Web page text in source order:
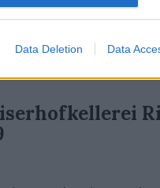
Data Deletion Data